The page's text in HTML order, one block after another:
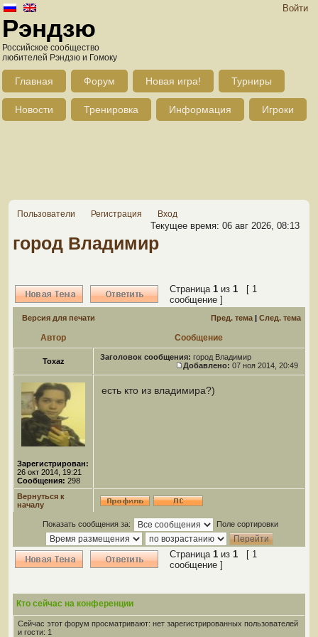
Войти
Рэндзю
Российское сообщество
любителей Рэндзю и Гомоку
Главная Форум Новая игра! Турниры
Новости Тренировка Информация Игроки
Пользователи Регистрация Вход
Текущее время: 06 авг 2026, 08:13
город Владимир
Страница 1 из 1 [ 1
сообщение ]
Версия для печати Пред. тема | След. тема
Автор Сообщение
Toxaz Заголовок сообщения: город Владимир
Добавлено: 07 ноя 2014, 20:49
Зарегистрирован:
26 окт 2014, 19:21
Сообщения: 298
есть кто из владимира?)
Вернуться к
началу
Показать сообщения за: Поле сортировки
Страница 1 из 1 [ 1
сообщение ]
Кто сейчас на конференции
Сейчас этот форум просматривают: нет зарегистрированных пользователей
и гости: 1